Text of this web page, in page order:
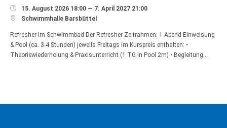
 15. August 2026 18:00 — 7. April 2027 21:00
 Schwimmhalle Barsbüttel
Refresher im Schwimmbad Der Refresher Zeitrahmen: 1 Abend Einweisung
& Pool (ca. 3-4 Stunden) jeweils Freitags Im Kurspreis enthalten: •
Theoriewiederholung & Praxisunterricht (1 TG in Pool 2m) • Begleitung…